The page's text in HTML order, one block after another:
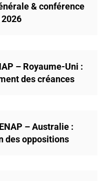
& conférence
– Royaume-Uni :
des créances
– Australie :
des oppositions